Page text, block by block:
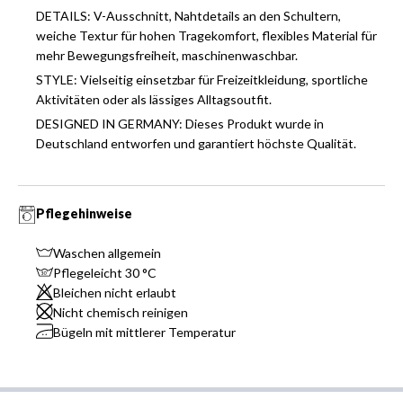
DETAILS: V-Ausschnitt, Nahtdetails an den Schultern,
weiche Textur für hohen Tragekomfort, flexibles Material für
mehr Bewegungsfreiheit, maschinenwaschbar.
STYLE: Vielseitig einsetzbar für Freizeitkleidung, sportliche
Aktivitäten oder als lässiges Alltagsoutfit.
DESIGNED IN GERMANY: Dieses Produkt wurde in
Deutschland entworfen und garantiert höchste Qualität.
Pflegehinweise
Waschen allgemein
Pflegeleicht 30 °C
Bleichen nicht erlaubt
Nicht chemisch reinigen
Bügeln mit mittlerer Temperatur